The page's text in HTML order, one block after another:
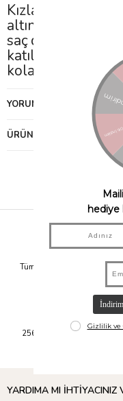
Kızlar bu tokalara
altından uzanan
saç detayıyla
katılın, ister
kolayca saçınıza
YORUMLAR
ÜRÜN ÖNERILERI
Tüm Siparişleriniz Aynı Gün
Güvenli Alışveriş
256Bit SSL Sertifikası ile
YARDIMA MI İHTİYACINIZ